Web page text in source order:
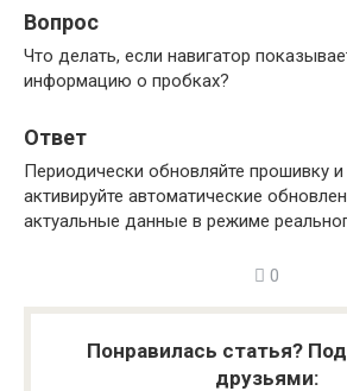
Вопрос
Что делать, если навигатор
информацию о пробках?
Ответ
Периодически обновляйте прошивку
активируйте автоматические
актуальные данные в режиме
0
Понравилась статья?
друзьями: